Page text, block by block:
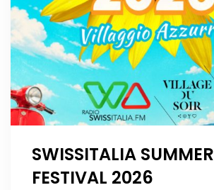
SWISSITALIA SUMMER
FESTIVAL 2026